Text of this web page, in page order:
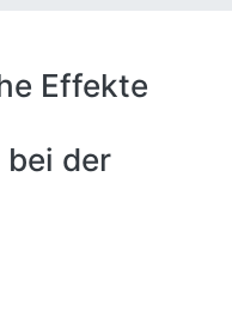
Effekte
bei der